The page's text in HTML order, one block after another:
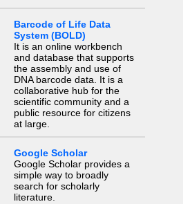
Barcode of Life Data
System (BOLD)
It is an online workbench
and database that supports
the assembly and use of
DNA barcode data. It is a
collaborative hub for the
scientific community and a
public resource for citizens
at large.
Google Scholar
Google Scholar provides a
simple way to broadly
search for scholarly
literature.